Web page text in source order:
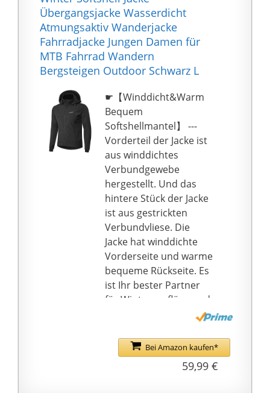
Übergangsjacke Wasserdicht
Atmungsaktiv Wanderjacke
Fahrradjacke Jungen Damen für
MTB Fahrrad Wandern
Bergsteigen Outdoor Schwarz L
☛【Winddicht&Warm
Bequem
Softshellmantel】 ---
Vorderteil der Jacke ist
aus winddichtes
Verbundgewebe
hergestellt. Und das
hintere Stück der Jacke
ist aus gestrickten
Verbundvliese. Die
Jacke hat winddichte
Vorderseite und warme
bequeme Rückseite. Es
ist Ihr bester Partner
für Winterausflüge und
Verdeckte
Reißverschlüsse auf
beiden Seiten und
Bei Amazon kaufen*
59,99 €